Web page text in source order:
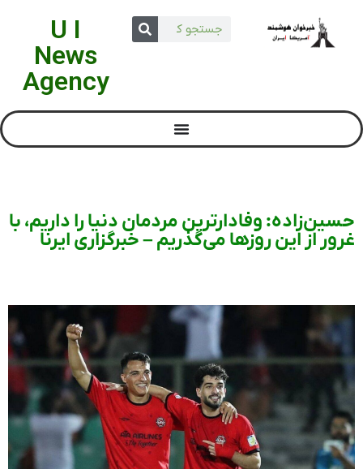
U I
News
Agency
حسین‌زاده: وفادارترین مردمان دنیا را داریم، با
غرور از این روزها می‌گذریم – خبرگزاری ایرنا